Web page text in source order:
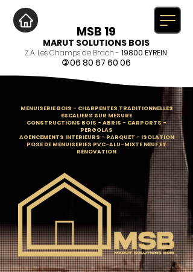
MSB 19
MARUT SOLUTIONS BOIS
Z.A. Les Champs de Brach - 19800 EYREIN
)06 80 67 60 06
MENUISERIE BOIS - CHARPENTES TRADITIONNELLES
ESCALIERS SUR MESURE
CONSTRUCTIONS BOIS - ABRIS - CARPORTS -
PERGOLAS
AGENCEMENTS INTERIEURS - PARQUET - ISOLATION
POSE DE MENUISERIES PVC-ALU-MIXTE NEUF ET
RÉNOVATION